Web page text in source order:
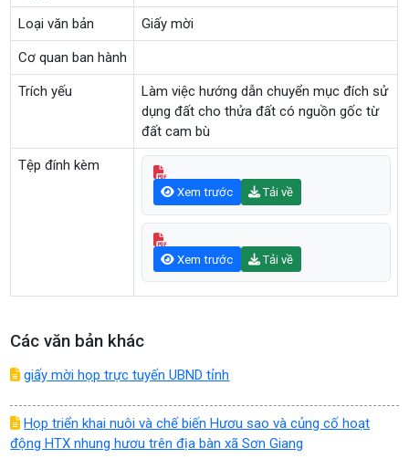
Loại văn bản Giấy mời
Cơ quan ban hành
Trích yếu
Làm việc hướng dẫn chuyển mục đích sử
dụng đất cho thửa đất có nguồn gốc từ
đất cam bù
Tệp đính kèm
Xem trước Tải về
Xem trước Tải về
Các văn bản khác
giấy mời họp trực tuyến UBND tỉnh
Họp triển khai nuôi và chế biến Hươu sao và củng cố hoạt
động HTX nhung hươu trên địa bàn xã Sơn Giang